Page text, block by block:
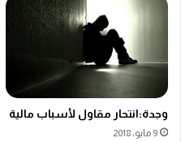
وجدة:انتحار مقاول لأسباب مالية
9 مايو، 2018